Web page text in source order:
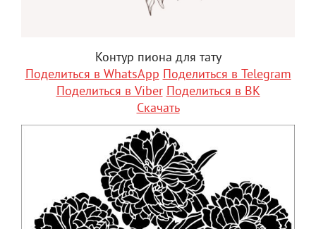
Контур пиона для тату
Поделиться в WhatsApp Поделиться в Telegram
Поделиться в Viber Поделиться в ВК
Скачать